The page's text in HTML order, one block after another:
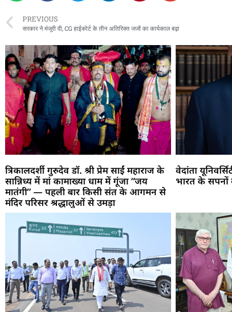
PREVIOUS
सरकार ने मंजूरी दी, CG हाईकोर्ट के तीन अतिरिक्त जजों का कार्यकाल बढ़ा
त्रिकालदर्शी गुरुदेव डॉ. श्री प्रेम साईं महाराज के
सान्निध्य में मां कामाख्या धाम में गूंजा “जय
मातंगी” — पहली बार किसी संत के आगमन से
मंदिर परिसर श्रद्धालुओं से उमड़ा
वेदांता
भारत के सपनों